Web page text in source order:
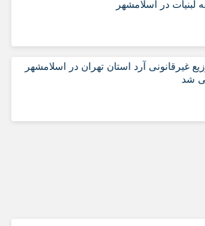
لبنیات در اسلامشهر
غیرقانونی آرد استان تهران در اسلامشهر
شد